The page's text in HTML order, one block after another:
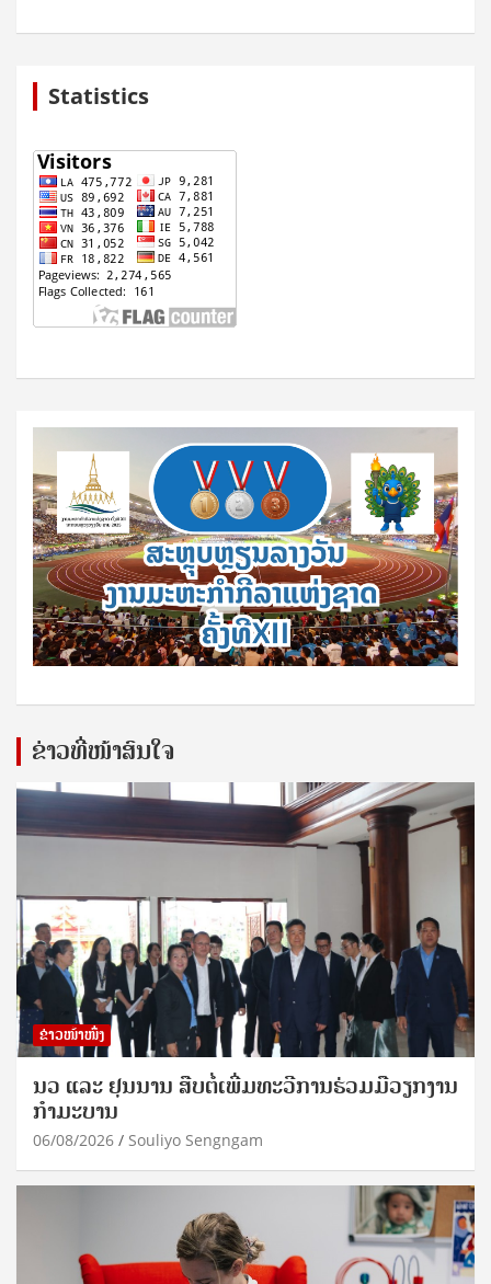
Statistics
ຂ່າວທີ່ໜ້າສົນໃຈ
ຂ່າວໜ້າໜຶ່ງ
ນວ ແລະ ຢຸນນານ ສືບຕໍ່ເພີ່ມທະວີການຮ່ວມມືວຽກງານ
ກຳມະບານ
06/08/2026 Souliyo Sengngam